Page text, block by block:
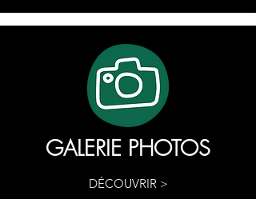
GALERIE PHOTOS
DÉCOUVRIR >